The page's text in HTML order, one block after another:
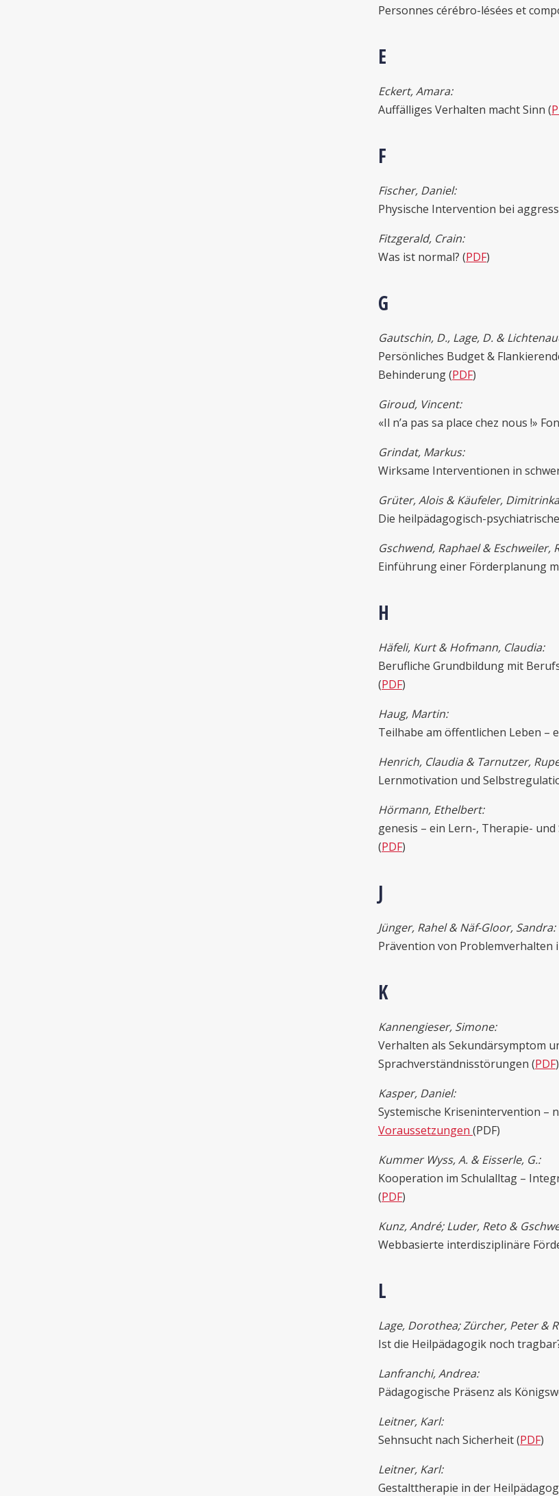
Personnes cérébro-lésées et
E
Eckert, Amara:
Auffälliges Verhalten macht Sinn (
F
Fischer, Daniel:
Physische Intervention bei
Fitzgerald, Crain:
Was ist normal? (PDF)
G
Gautschin, D., Lage, D. &
Persönliches Budget &
Behinderung (PDF)
Giroud, Vincent:
«Il n’a pas sa place chez nous !»
Grindat, Markus:
Wirksame Interventionen in
Grüter, Alois & Käufeler,
Die heilpädagogisch-
Gschwend, Raphael & Eschweiler,
Einführung einer Förderplanung
H
Häfeli, Kurt & Hofmann, Claudia:
Berufliche Grundbildung mit
(PDF)
Haug, Martin:
Teilhabe am öffentlichen Leben –
Henrich, Claudia & Tarnutzer,
Lernmotivation und
Hörmann, Ethelbert:
genesis – ein Lern-, Therapie-
(PDF)
J
Jünger, Rahel & Näf-Gloor, Sandra:
Prävention von Problemverhalten
K
Kannengieser, Simone:
Verhalten als Sekundärsymptom
Sprachverständnisstörungen (PDF)
Kasper, Daniel:
Systemische Krisenintervention –
Voraussetzungen (PDF)
Kummer Wyss, A. & Eisserle, G.:
Kooperation im Schulalltag –
(PDF)
Kunz, André; Luder, Reto &
Webbasierte interdisziplinäre
L
Lage, Dorothea; Zürcher, Peter &
Ist die Heilpädagogik noch
Lanfranchi, Andrea:
Pädagogische Präsenz als
Leitner, Karl:
Sehnsucht nach Sicherheit (PDF)
Leitner, Karl:
Gestalttherapie in der